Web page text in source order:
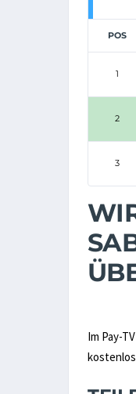
POS
1
2
3
Im Pay-